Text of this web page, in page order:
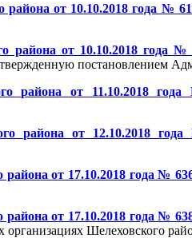
от 10.10.2018 года №
района от 10.10.2018 года №
постановлением
района от 11.10.2018
района от 12.10.2018
от 17.10.2018 года №
от 17.10.2018 года №
Шелеховского